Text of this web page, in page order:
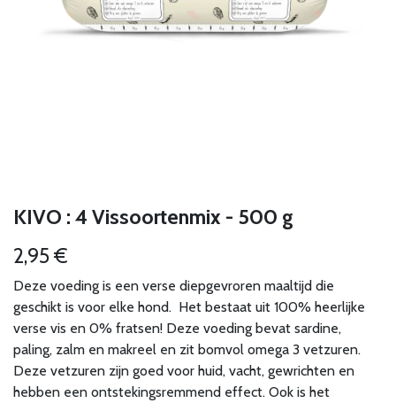
KIVO : 4 Vissoortenmix - 500 g
2,95€
Deze voeding is een verse diepgevroren maaltijd die
geschikt is voor elke hond. Het bestaat uit 100% heerlijke
verse vis en 0% fratsen! Deze voeding bevat sardine,
paling, zalm en makreel en zit bomvol omega 3 vetzuren.
Deze vetzuren zijn goed voor huid, vacht, gewrichten en
hebben een ontstekingsremmend effect. Ook is het